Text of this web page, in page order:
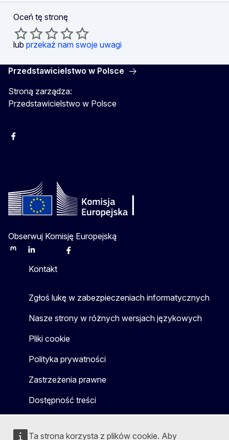
Ta strona korzysta z plików cookie. Aby
Oceń tę stronę
lub przekaż nam swoje uwagi
Przedstawicielstwo w Polsce
Stroną zarządza:
Przedstawicielstwo w Polsce
Facebook
Obserwuj Komisję Europejską
MastodonLinkedInBlueskyFacebook
Kontakt
Zgłoś lukę w zabezpieczeniach informatycznych
Nasze strony w różnych wersjach językowych
Pliki cookie
Polityka prywatności
Zastrzeżenia prawne
Dostępność treści